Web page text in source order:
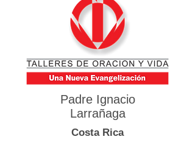
Padre Ignacio
Larrañaga
Costa Rica